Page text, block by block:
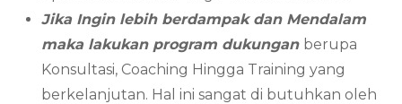
Jika Ingin lebih berdampak dan Mendalam
maka lakukan program dukungan berupa
Konsultasi, Coaching Hingga Training yang
berkelanjutan. Hal ini sangat di butuhkan oleh